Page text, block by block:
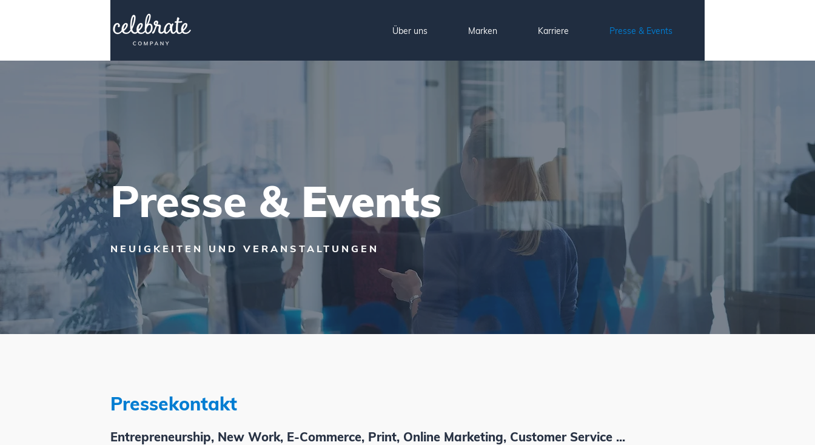
Über uns Marken Karriere Presse & Events
Presse &Events
NEUIGKEITEN UND VERANSTALTUNGEN
Pressekontakt
Entrepreneurship, New Work, E-Commerce, Print, Online Marketing, Customer Service ...